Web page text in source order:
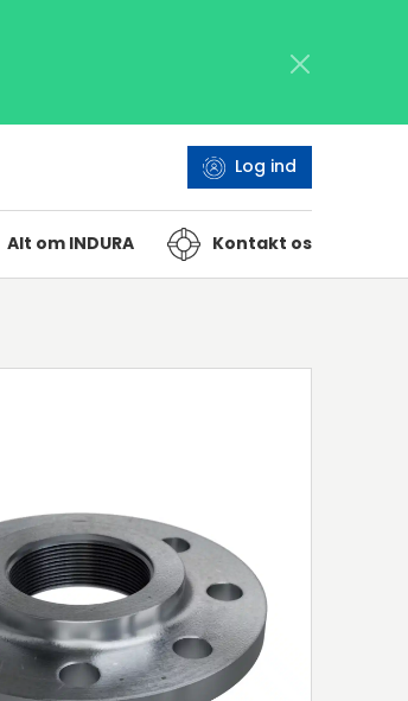
Log ind
Alt om INDURA Kontakt os